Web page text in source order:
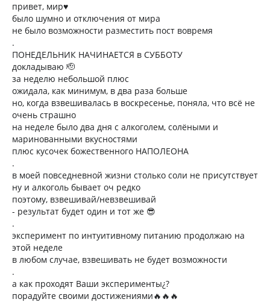
привет, мир♥️
было шумно и отключения от мира
не было возможности разместить пост вовремя
.
ПОНЕДЕЛЬНИК НАЧИНАЕТСЯ в СУББОТУ
докладываю 🫡
за неделю небольшой плюс
ожидала, как минимум, в два раза больше
но, когда взвешивалась в воскресенье, поняла, что всё не
очень страшно
на неделе было два дня с алкоголем, солёными и
маринованными вкусностями
плюс кусочек божественного НАПОЛЕОНА
.
в моей повседневной жизни столько соли не присутствует
ну и алкоголь бывает оч редко
поэтому, взвешивай/невзвешивай
- результат будет один и тот же 😎
.
эксперимент по интуитивному питанию продолжаю на
этой неделе
в любом случае, взвешивать не будет возможности
.
а как проходят Ваши эксперименты¿?
порадуйте своими достижениями🔥🔥🔥